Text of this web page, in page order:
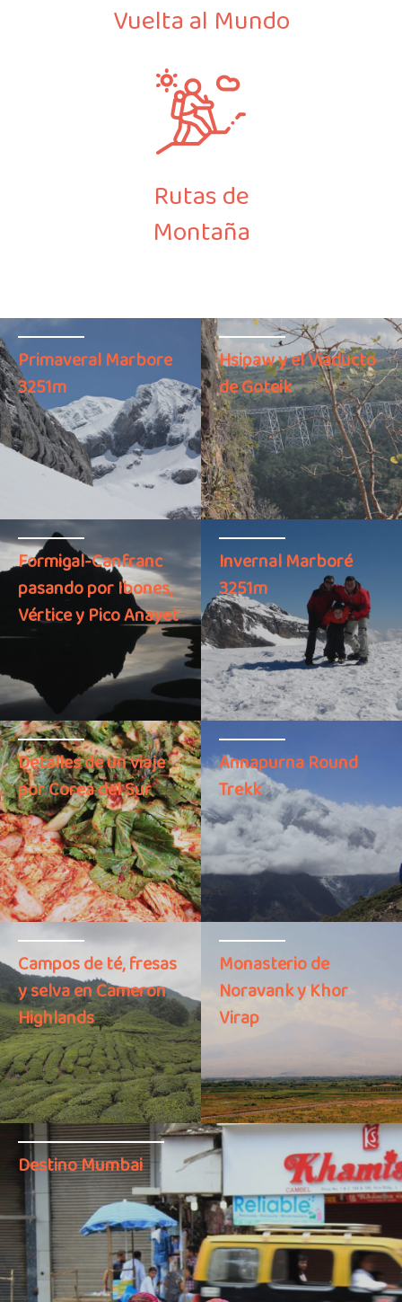
Vuelta al Mundo
Rutas de
Montaña
Primaveral Marbore
3251m
Hsipaw y el Viaducto
de Goteik
Formigal-Canfranc
pasando por Ibones,
Vértice y Pico Anayet
Invernal Marboré
3251m
Detalles de un viaje
por Corea del Sur
Annapurna Round
Trekk
Campos de té, fresas
y selva en Cameron
Highlands
Monasterio de
Noravank y Khor
Virap
Destino Mumbai